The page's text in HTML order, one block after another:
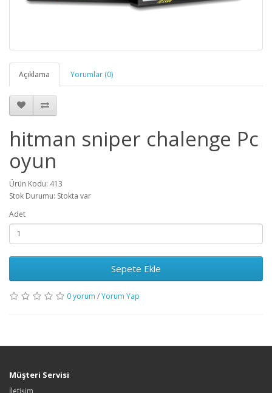
Açıklama Yorumlar (0)
hitman sniper chalenge Pc
oyun
Ürün Kodu: 413
Stok Durumu: Stokta var
Adet
Sepete Ekle
0 yorum /Yorum Yap
Müşteri Servisi
İletişim